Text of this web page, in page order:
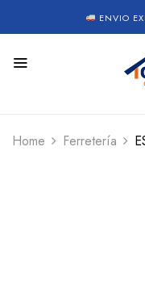
ENVIO
Home Ferretería